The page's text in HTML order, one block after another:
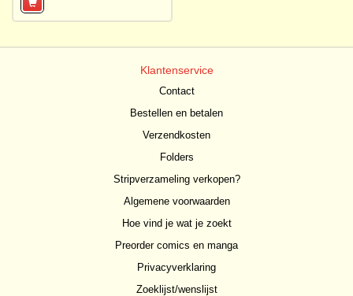
Klantenservice
Contact
Bestellen en betalen
Verzendkosten
Folders
Stripverzameling verkopen?
Algemene voorwaarden
Hoe vind je wat je zoekt
Preorder comics en manga
Privacyverklaring
Zoeklijst/wenslijst